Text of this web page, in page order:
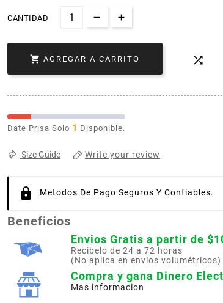
CANTIDAD
 AGREGAR A CARRITO 
Date Prisa Solo 1 Disponible.
Size Guide Write your review
Metodos De Pago Seguros Y Confiables.
Beneficios
Envios Gratis a partir de
Recibelo de 24 a 72 horas
(No aplica en envíos volumétricos)
Compra y gana Dinero
Mas informacion